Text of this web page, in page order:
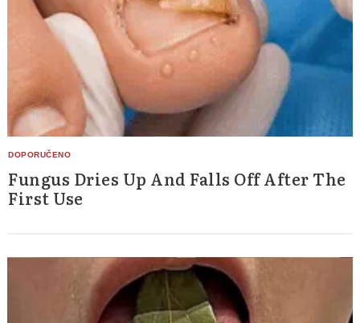
Fungus Dries Up And Falls Off After The
First Use